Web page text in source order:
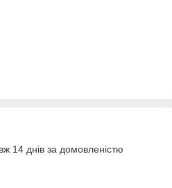
14 днів за домовленістю